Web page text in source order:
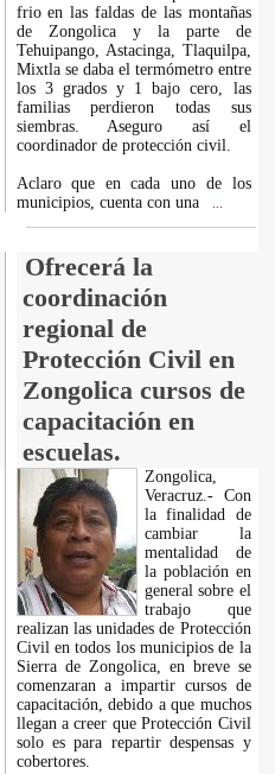
frio en las faldas de las montañas
de Zongolica y la parte de
Tehuipango, Astacinga, Tlaquilpa,
Mixtla se daba el termómetro entre
los 3 grados y 1 bajo cero, las
familias perdieron todas sus
siembras. Aseguro así el
coordinador de protección civil.
Aclaro que en cada uno de los
municipios, cuenta con una
Ofrecerá la
coordinación
regional de
Protección Civil en
Zongolica cursos de
capacitación en
escuelas.
Zongolica,
Veracruz.- Con
la finalidad de
cambiar la
mentalidad de
la población en
general sobre el
trabajo que
realizan las unidades de Protección
Civil en todos los municipios de la
Sierra de Zongolica, en breve se
comenzaran a impartir cursos de
capacitación, debido a que muchos
llegan a creer que Protección Civil
solo es para repartir despensas y
cobertores.